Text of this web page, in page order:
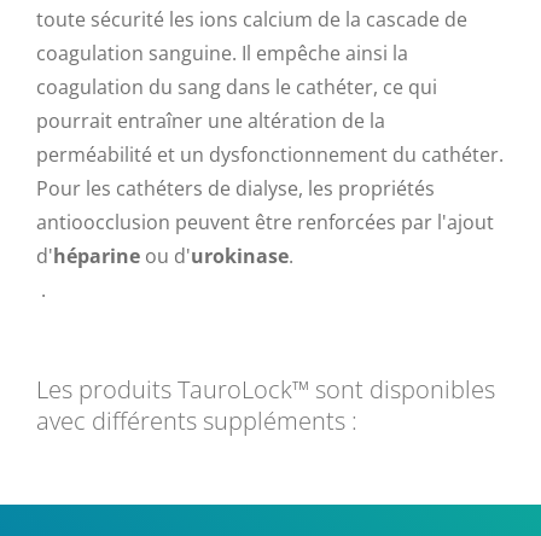
toute sécurité les ions calcium de la cascade de
coagulation sanguine. Il empêche ainsi la
coagulation du sang dans le cathéter, ce qui
pourrait entraîner une altération de la
perméabilité et un dysfonctionnement du cathéter.
Pour les cathéters de dialyse, les propriétés
antioocclusion peuvent être renforcées par l'ajout
d'héparine ou d'urokinase.
.
Les produits TauroLock™ sont disponibles
avec différents suppléments :